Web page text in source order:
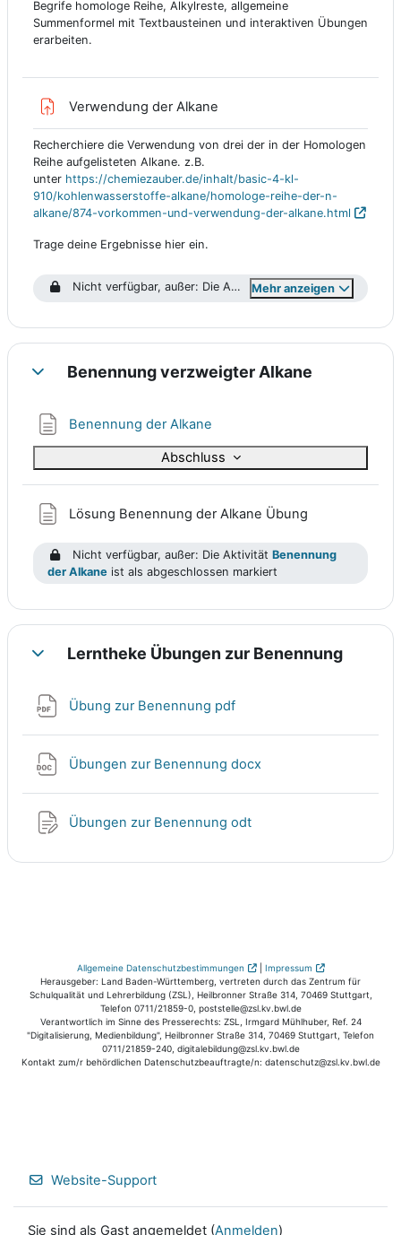
Begrife homologe Reihe, Alkylreste, allgemeine
Summenformel mit Textbausteinen und interaktiven Übungen
erarbeiten.
Verwendung der Alkane
Recherchiere die Verwendung von drei der in der Homologen
Reihe aufgelisteten Alkane. z.B.
unter https://chemiezauber.de/inhalt/basic-4-kl-
910/kohlenwasserstoffe-alkane/homologe-reihe-der-n-
alkane/874-vorkommen-und-verwendung-der-alkane.html
Trage deine Ergebnisse hier ein.
Mehr anzeigen
Nicht verfügbar, außer: Die Aktivität Die Homologe Reihe
EinklappenBenennung verzweigter Alkane
Benennung der Alkane
Abschluss
Lösung Benennung der Alkane Übung
Nicht verfügbar, außer: Die AktivitätBenennung
der Alkane ist als abgeschlossen markiert
EinklappenLerntheke Übungen zur Benennung
Übung zur Benennung pdf
Übungen zur Benennung docx
Übungen zur Benennung odt
Allgemeine Datenschutzbestimmungen | Impressum
Herausgeber: Land Baden-Württemberg, vertreten durch das Zentrum für
Schulqualität und Lehrerbildung (ZSL), Heilbronner Straße 314, 70469 Stuttgart,
Telefon 0711/21859-0, poststelle@zsl.kv.bwl.de
Verantwortlich im Sinne des Presserechts: ZSL, Irmgard Mühlhuber, Ref. 24
"Digitalisierung, Medienbildung", Heilbronner Straße 314, 70469 Stuttgart, Telefon
0711/21859-240, digitalebildung@zsl.kv.bwl.de
Kontakt zum/r behördlichen Datenschutzbeauftragte/n: datenschutz@zsl.kv.bwl.de
Website-Support
Sie sind als Gast angemeldet (Anmelden)